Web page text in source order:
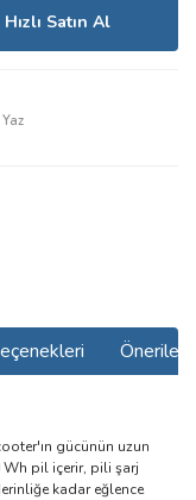
Hızlı Satın Al
gücünün uzun
Wh pil içerir, pili şarj
kadar eğlence